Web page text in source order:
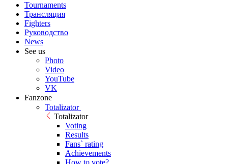
Tournaments
Трансляция
Fighters
Руководство
News
See us
Photo
Video
YouTube
VK
Fanzone
Totalizator
Totalizator
Voting
Results
Fans` rating
Achievements